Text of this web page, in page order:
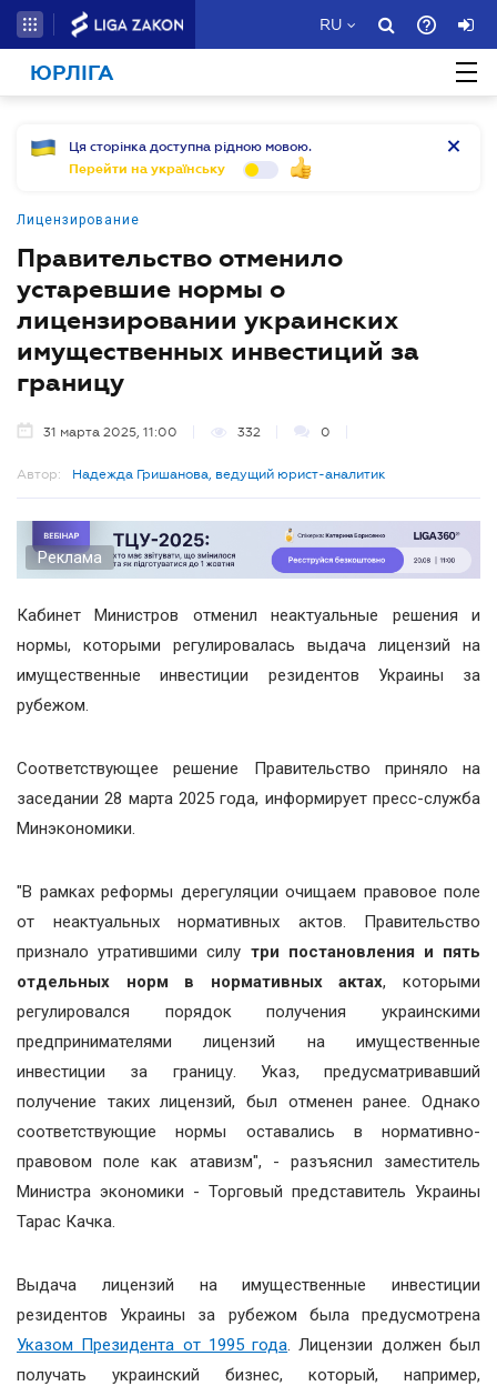
RU
ЮРЛІГА
Ця сторінка доступна рідною мовою.
Перейти на українську
Лицензирование
Правительство отменило
устаревшие нормы о
лицензировании украинских
имущественных инвестиций за
границу
31 марта 2025, 11:00 332 0
Автор: Надежда Гришанова, ведущий юрист-аналитик
Реклама
Кабинет Министров отменил неактуальные решения и
нормы, которыми регулировалась выдача лицензий на
имущественные инвестиции резидентов Украины за
рубежом.
Соответствующее решение Правительство приняло на
заседании 28 марта 2025 года, информирует пресс-служба
Минэкономики.
"В рамках реформы дерегуляции очищаем правовое поле
от неактуальных нормативных актов. Правительство
признало утратившими силу три постановления и пять
отдельных норм в нормативных актах, которыми
регулировался порядок получения украинскими
предпринимателями лицензий на имущественные
инвестиции за границу. Указ, предусматривавший
получение таких лицензий, был отменен ранее. Однако
соответствующие нормы оставались в нормативно-
правовом поле как атавизм", - разъяснил заместитель
Министра экономики - Торговый представитель Украины
Тарас Качка.
Выдача лицензий на имущественные инвестиции
резидентов Украины за рубежом была предусмотрена
Указом Президента от 1995 года. Лицензии должен был
получать украинский бизнес, который, например,